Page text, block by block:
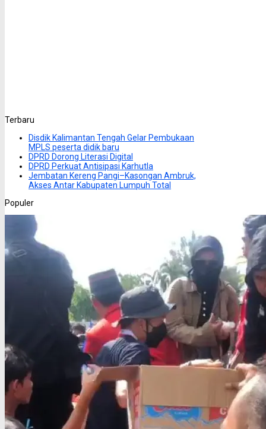
Terbaru
Disdik Kalimantan Tengah Gelar Pembukaan
MPLS peserta didik baru
DPRD Dorong Literasi Digital
DPRD Perkuat Antisipasi Karhutla
Jembatan Kereng Pangi–Kasongan Ambruk,
Akses Antar Kabupaten Lumpuh Total
Populer